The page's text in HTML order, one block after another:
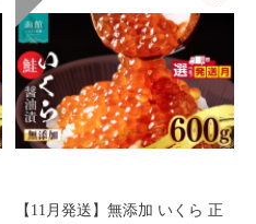
送料無料_HD032-065-12
【11月発送】無添加 いくら 正